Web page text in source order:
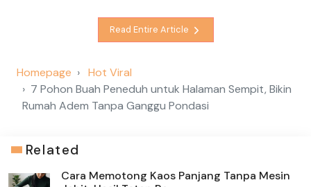
Read Entire Article
Homepage
Hot Viral
7 Pohon Buah Peneduh untuk Halaman Sempit, Bikin
Rumah Adem Tanpa Ganggu Pondasi
Related
Cara Memotong Kaos Panjang Tanpa Mesin